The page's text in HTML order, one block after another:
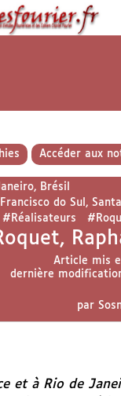
Accéder aux
Brésil
do Sul,
#Réalisateurs
Article mis
dernière
par
et à Rio de